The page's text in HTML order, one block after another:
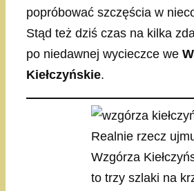
popróbować szczęścia w
Stąd też dziś czas na kilka
po niedawnej wycieczce we
Kiełczyńskie.
Realnie rzecz
Wzgórza
to trzy szlaki na